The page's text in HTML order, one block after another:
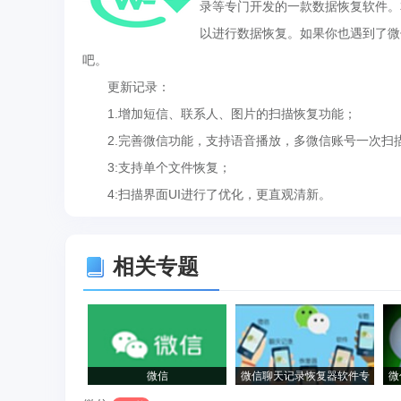
录等专门开发的一款数据恢复软件
以进行数据恢复。如果你也遇到了
吧。
更新记录：
1.增加短信、联系人、图片的扫描恢复功能；
2.完善微信功能，支持语音播放，多微信账号一次扫
3:支持单个文件恢复；
4:扫描界面UI进行了优化，更直观清新。
相关专题
微信
微信聊天记录恢复器软件专